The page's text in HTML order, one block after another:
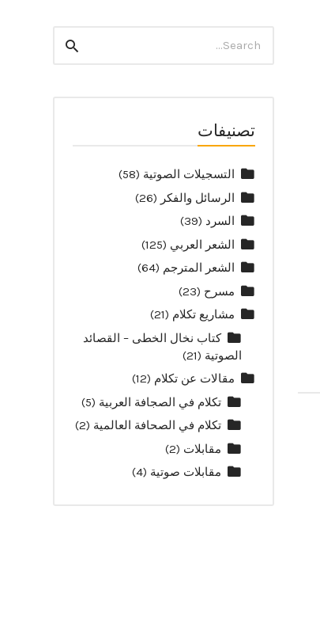
for:
Search
تصنيفات
التسجيلات الصوتية (58)
الرسائل والفكر (26)
السرد (39)
الشعر العربي (125)
الشعر المترجم (64)
مسرح (23)
مشاريع تكلام (21)
كتاب نخال الخطى – القصائد
الصوتية (21)
مقالات عن تكلام (12)
تكلام في الصجافة العربية (5)
تكلام في الصحافة العالمية (2)
مقابلات (2)
مقابلات صوتية (4)